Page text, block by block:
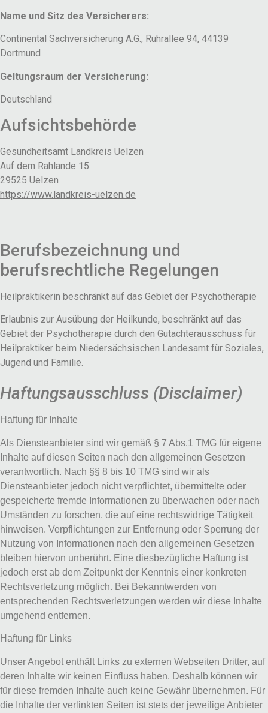
Name und Sitz des Versicherers:
Continental Sachversicherung A.G., Ruhrallee 94, 44139
Dortmund
Geltungsraum der Versicherung:
Deutschland
Aufsichtsbehörde
Gesundheitsamt Landkreis Uelzen
Auf dem Rahlande 15
29525 Uelzen
https://www.landkreis-uelzen.de
Berufsbezeichnung und
berufsrechtliche Regelungen
Heilpraktikerin beschränkt auf das Gebiet der Psychotherapie
Erlaubnis zur Ausübung der Heilkunde, beschränkt auf das
Gebiet der Psychotherapie durch den Gutachterausschuss für
Heilpraktiker beim Niedersächsischen Landesamt für Soziales,
Jugend und Familie.
Haftungsausschluss (Disclaimer)
Haftung für Inhalte
Als Diensteanbieter sind wir gemäß § 7 Abs.1 TMG für eigene
Inhalte auf diesen Seiten nach den allgemeinen Gesetzen
verantwortlich. Nach §§ 8 bis 10 TMG sind wir als
Diensteanbieter jedoch nicht verpflichtet, übermittelte oder
gespeicherte fremde Informationen zu überwachen oder nach
Umständen zu forschen, die auf eine rechtswidrige Tätigkeit
hinweisen. Verpflichtungen zur Entfernung oder Sperrung der
Nutzung von Informationen nach den allgemeinen Gesetzen
bleiben hiervon unberührt. Eine diesbezügliche Haftung ist
jedoch erst ab dem Zeitpunkt der Kenntnis einer konkreten
Rechtsverletzung möglich. Bei Bekanntwerden von
entsprechenden Rechtsverletzungen werden wir diese Inhalte
umgehend entfernen.
Haftung für Links
Unser Angebot enthält Links zu externen Webseiten Dritter, auf
deren Inhalte wir keinen Einfluss haben. Deshalb können wir
für diese fremden Inhalte auch keine Gewähr übernehmen. Für
die Inhalte der verlinkten Seiten ist stets der jeweilige Anbieter